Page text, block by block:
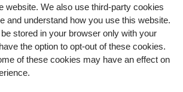
website. We also use third-party cookies
and understand how you use this website.
stored in your browser only with your
the option to opt-out of these cookies.
of these cookies may have an effect on